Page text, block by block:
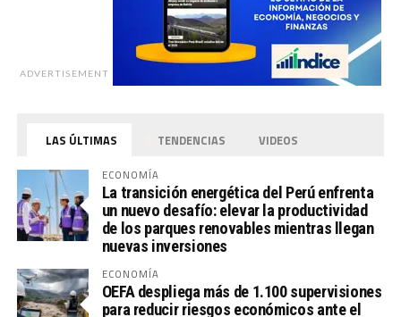
ADVERTISEMENT
LAS ÚLTIMAS TENDENCIAS VIDEOS
ECONOMÍA
La transición energética del Perú enfrenta
un nuevo desafío: elevar la productividad
de los parques renovables mientras llegan
nuevas inversiones
ECONOMÍA
OEFA despliega más de 1.100 supervisiones
para reducir riesgos económicos ante el